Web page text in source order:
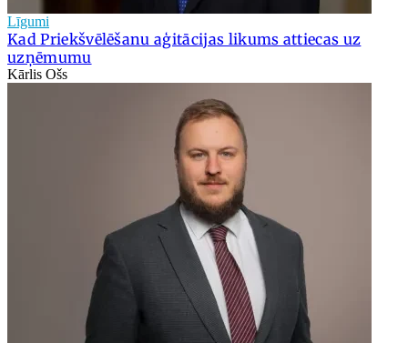
Līgumi
Kad Priekšvēlēšanu aģitācijas likums attiecas uz
uzņēmumu
Kārlis Ošs